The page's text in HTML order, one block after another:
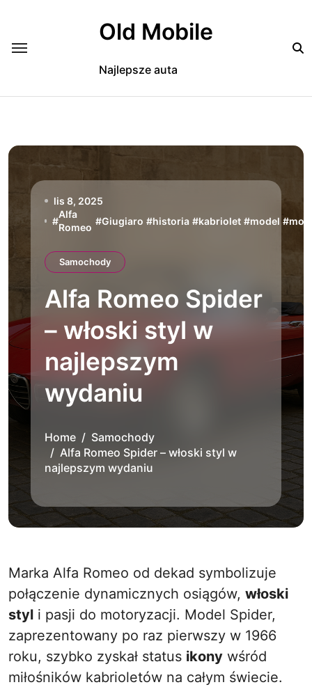
Old Mobile
Najlepsze auta
lis 8, 2025
#
Alfa
Romeo
#Giugiaro #historia #kabriolet #model #
Samochody
Alfa Romeo Spider
– włoski styl w
najlepszym
wydaniu
Home
Samochody
Alfa Romeo Spider – włoski styl w
najlepszym wydaniu
Marka Alfa Romeo od dekad symbolizuje
połączenie dynamicznych osiągów, włoski
styl i pasji do motoryzacji. Model Spider,
zaprezentowany po raz pierwszy w 1966
roku, szybko zyskał status ikony wśród
miłośników kabrioletów na całym świecie.